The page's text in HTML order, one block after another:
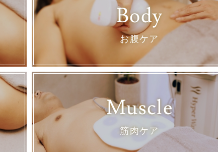
Body
お腹ケア
Muscle
筋肉ケア